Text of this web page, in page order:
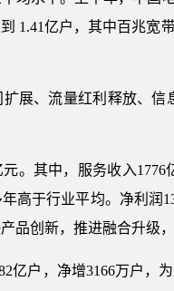
1.41亿户，其中百兆宽
展、流量红利释放、
元。其中，服务收入
高于行业平均。净利润
品创新，推进融合升级
亿户，净增3166万户，